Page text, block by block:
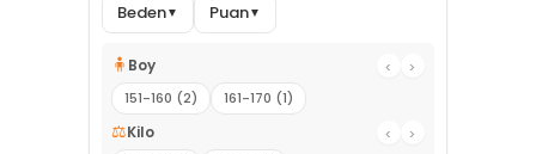
Beden▼ Puan▼
🧍 Boy ‹
›
151-160 (2)
161-170 (1)
⚖️Kilo ‹
›